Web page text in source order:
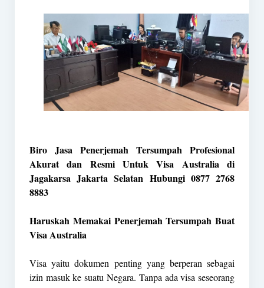
Biro Jasa Penerjemah Tersumpah Profesional
Akurat dan Resmi Untuk Visa Australia di
Jagakarsa Jakarta Selatan Hubungi 0877 2768
8883
Haruskah Memakai Penerjemah Tersumpah Buat
Visa Australia
Visa yaitu dokumen penting yang berperan sebagai
izin masuk ke suatu Negara. Tanpa ada visa seseorang